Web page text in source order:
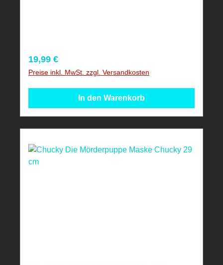
Regulärer Preis:
19,99 €
Preise inkl. MwSt. zzgl. Versandkosten
In den Warenkorb